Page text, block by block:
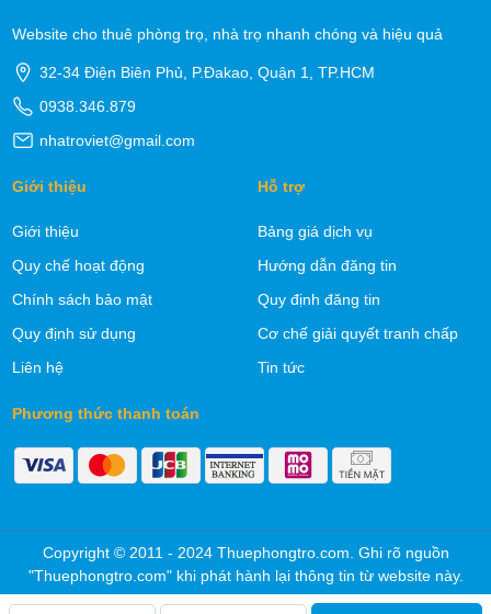
Website cho thuê phòng trọ, nhà trọ nhanh chóng và hiệu quả
32-34 Điện Biên Phủ, P.Đakao, Quận 1, TP.HCM
0938.346.879
nhatroviet@gmail.com
Giới thiệu
Giới thiệu
Quy chế hoạt động
Chính sách bảo mật
Quy định sử dụng
Liên hệ
Hỗ trợ
Bảng giá dịch vụ
Hướng dẫn đăng tin
Quy định đăng tin
Cơ chế giải quyết tranh chấp
Tin tức
Phương thức thanh toán
Copyright © 2011 - 2024 Thuephongtro.com. Ghi rõ nguồn
"Thuephongtro.com" khi phát hành lại thông tin từ website này.